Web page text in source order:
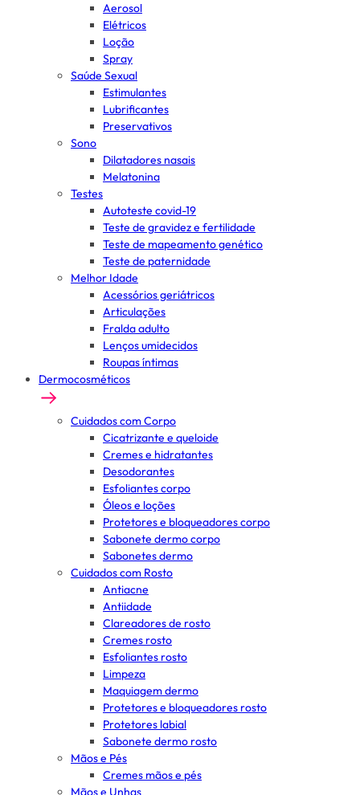
Aerosol
Elétricos
Loção
Spray
Saúde Sexual
Estimulantes
Lubrificantes
Preservativos
Sono
Dilatadores nasais
Melatonina
Testes
Autoteste covid-19
Teste de gravidez e fertilidade
Teste de mapeamento genético
Teste de paternidade
Melhor Idade
Acessórios geriátricos
Articulações
Fralda adulto
Lenços umidecidos
Roupas íntimas
Dermocosméticos
Cuidados com Corpo
Cicatrizante e queloide
Cremes e hidratantes
Desodorantes
Esfoliantes corpo
Óleos e loções
Protetores e bloqueadores corpo
Sabonete dermo corpo
Sabonetes dermo
Cuidados com Rosto
Antiacne
Antiidade
Clareadores de rosto
Cremes rosto
Esfoliantes rosto
Limpeza
Maquiagem dermo
Protetores e bloqueadores rosto
Protetores labial
Sabonete dermo rosto
Mãos e Pés
Cremes mãos e pés
Mãos e Unhas